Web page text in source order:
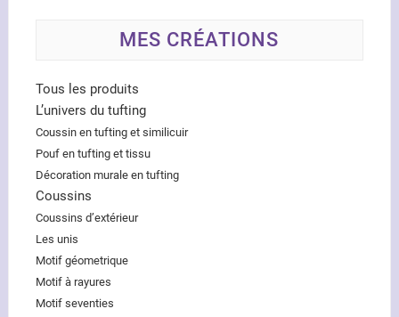
MES CRÉATIONS
Tous les produits
L’univers du tufting
Coussin en tufting et similicuir
Pouf en tufting et tissu
Décoration murale en tufting
Coussins
Coussins d’extérieur
Les unis
Motif géometrique
Motif à rayures
Motif seventies